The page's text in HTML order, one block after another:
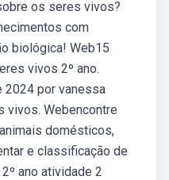
os seres vivos?
com
biológica! Web15
vivos 2º ano.
2024 por vanessa
vivos. Webencontre
domésticos,
e classificação de
ano atividade 2